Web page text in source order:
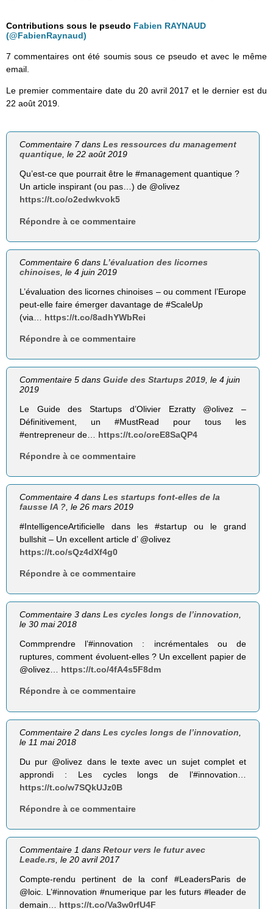
Contributions sous le pseudo Fabien RAYNAUD
(@FabienRaynaud)
7 commentaires ont été soumis sous ce pseudo et avec le même
email.
Le premier commentaire date du 20 avril 2017 et le dernier est du
22 août 2019.
Commentaire 7 dansLes ressources du management
quantique, le 22 août 2019
Qu’est-ce que pourrait être le #management quantique ?
Un article inspirant (ou pas…) de @olivez
https://t.co/o2edwkvok5
Répondre à ce commentaire
Commentaire 6 dansL’évaluation des licornes
chinoises , le 4 juin 2019
L’évaluation des licornes chinoises – ou comment l’Europe
peut-elle faire émerger davantage de #ScaleUp
(via… https://t.co/8adhYWbRei
Répondre à ce commentaire
Commentaire 5 dansGuide des Startups 2019 , le 4 juin
2019
Le Guide des Startups d’Olivier Ezratty @olivez –
Définitivement, un #MustRead pour tous les
#entrepreneur de… https://t.co/oreE8SaQP4
Répondre à ce commentaire
Commentaire 4 dansLes startups font-elles de la
fausse IA ? , le 26 mars 2019
#IntelligenceArtificielle dans les #startup ou le grand
bullshit – Un excellent article d’ @olivez
https://t.co/sQz4dXf4g0
Répondre à ce commentaire
Commentaire 3 dansLes cycles longs de l’innovation,
le 30 mai 2018
Commprendre l’#innovation : incrémentales ou de
ruptures, comment évoluent-elles ? Un excellent papier de
@olivez… https://t.co/4fA4s5F8dm
Répondre à ce commentaire
Commentaire 2 dansLes cycles longs de l’innovation
le 11 mai 2018
Du pur @olivez dans le texte avec un sujet complet et
approndi : Les cycles longs de l’#innovation…
https://t.co/w7SQkUJz0B
Répondre à ce commentaire
Commentaire 1 dansRetour vers le futur avec
Leade.rs , le 20 avril 2017
Compte-rendu pertinent de la conf #LeadersParis de
@loic. L’#innovation #numerique par les futurs #leader de
demain… https://t.co/Va3w0rfU4F